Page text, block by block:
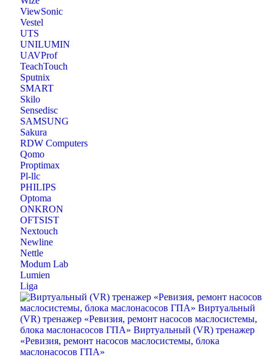
ViewSonic
Vestel
UTS
UNILUMIN
UAVProf
TeachTouch
Sputnix
SMART
Skilo
Sensedisc
SAMSUNG
Sakura
RDW Computers
Qomo
Proptimax
Pl-llc
PHILIPS
Optoma
ONKRON
OFTSIST
Nextouch
Newline
Nettle
Modum Lab
Lumien
Liga